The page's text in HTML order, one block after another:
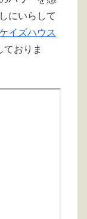
にいらして
イズハウス
ておりま